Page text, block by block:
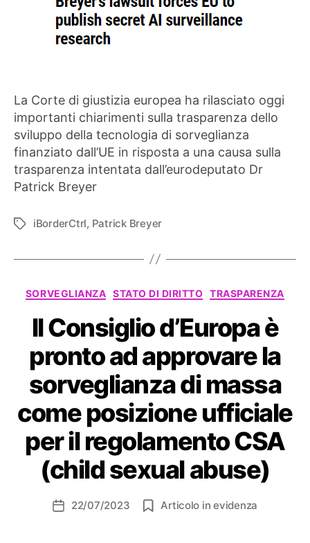
La Corte di giustizia europea ha rilasciato oggi
importanti chiarimenti sulla trasparenza dello
sviluppo della tecnologia di sorveglianza
finanziato dall’UE in risposta a una causa sulla
trasparenza intentata dall’eurodeputato Dr
Patrick Breyer
Tag iBorderCtrl, Patrick Breyer
Categorie
SORVEGLIANZA STATO DI DIRITTO TRASPARENZA
Il Consiglio d’Europa è
pronto ad approvare la
sorveglianza di massa
come posizione ufficiale
per il regolamento CSA
(child sexual abuse)
Data22/07/2023 Articolo in evidenza